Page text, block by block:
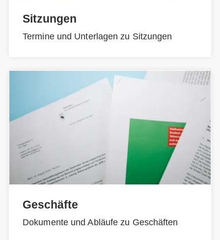
Sitzungen
Termine und Unterlagen zu Sitzungen
Geschäfte
Dokumente und Abläufe zu Geschäften